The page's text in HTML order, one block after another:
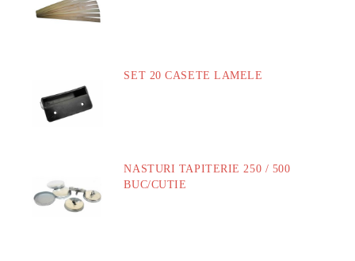
SET 20 CASETE LAMELE
NASTURI TAPITERIE 250 / 500
BUC/CUTIE